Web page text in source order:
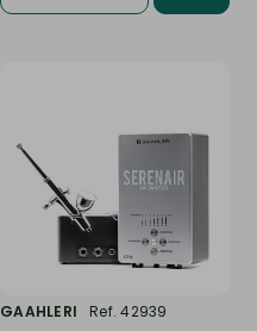
GAAHLERI
Ref. 42939